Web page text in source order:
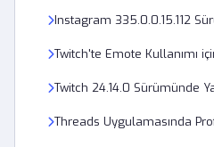
Instagram 335.0.0.15.112
Twitch'te Emote Kullanımı
Twitch 24.14.0 Sürümünde
Threads Uygulamasında